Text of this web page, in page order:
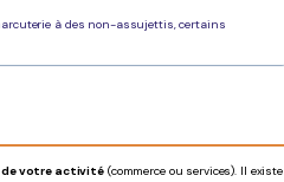
à des non-assujettis, certains
votre activité (commerce ou services). Il existe